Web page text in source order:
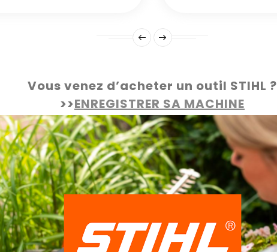
Vous venez d’acheter un outil STIHL ?
>>ENREGISTRER SA MACHINE